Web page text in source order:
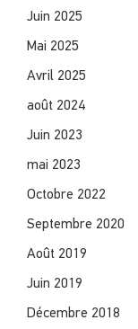
Juin 2025
Mai 2025
Avril 2025
août 2024
Juin 2023
mai 2023
Octobre 2022
Septembre 2020
Août 2019
Juin 2019
Décembre 2018